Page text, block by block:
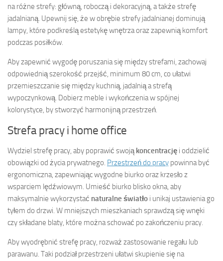
na różne strefy: główną, roboczą i dekoracyjną, a także strefę
jadalnianą. Upewnij się, że w obrębie strefy jadalnianej dominują
lampy, które podkreślą estetykę wnętrza oraz zapewnią komfort
podczas posiłków.
Aby zapewnić wygodę poruszania się między strefami, zachowaj
odpowiednią szerokość przejść, minimum 80 cm, co ułatwi
przemieszczanie się między kuchnią, jadalnią a strefą
wypoczynkową. Dobierz meble i wykończenia w spójnej
kolorystyce, by stworzyć harmonijną przestrzeń.
Strefa pracy i home office
Wydziel strefę pracy, aby poprawić swojąkoncentrację i oddzielić
obowiązki od życia prywatnego. Przestrzeń do pracy powinna być
ergonomiczna, zapewniając wygodne biurko oraz krzesło z
wsparciem lędźwiowym. Umieść biurko blisko okna, aby
maksymalnie wykorzystać naturalne światło i unikaj ustawienia go
tyłem do drzwi. W mniejszych mieszkaniach sprawdzą się wnęki
czy składane blaty, które można schować po zakończeniu pracy.
Aby wyodrębnić strefę pracy, rozważ zastosowanie regału lub
parawanu. Taki podział przestrzeni ułatwi skupienie się na